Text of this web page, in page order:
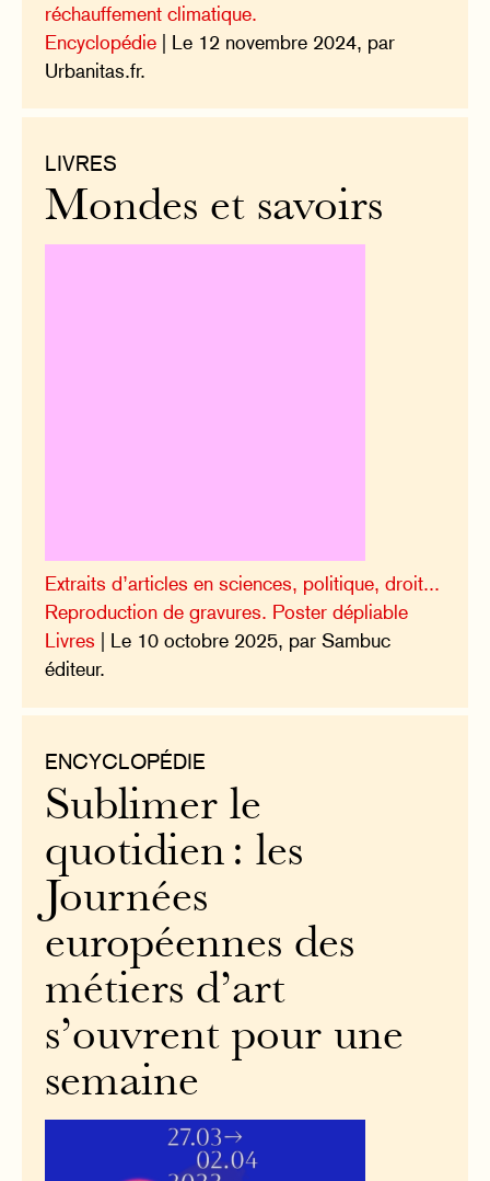
réchauffement climatique.
Encyclopédie | Le 12 novembre 2024, par
Urbanitas.fr.
LIVRES
Mondes et savoirs
Extraits d’articles en sciences, politique, droit...
Reproduction de gravures. Poster dépliable
Livres | Le 10 octobre 2025, par Sambuc
éditeur.
ENCYCLOPÉDIE
Sublimer le
quotidien : les
Journées
européennes des
métiers d’art
s’ouvrent pour une
semaine